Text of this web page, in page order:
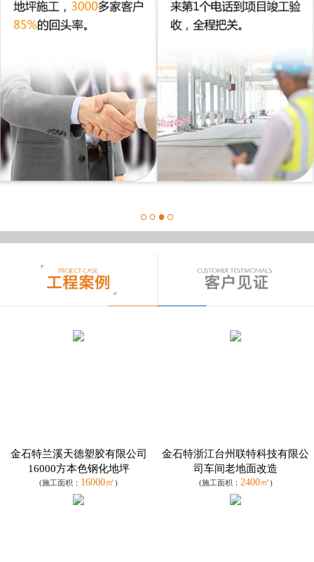
金石特兰溪天德塑胶有限公司
16000方本色钢化地坪
(施工面积： 16000㎡)
金石特浙江台州联特科技有限公
司车间老地面改造
(施工面积： 2400㎡)